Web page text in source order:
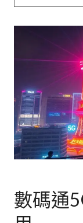
數碼通